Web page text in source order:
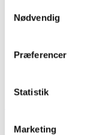
Nødvendig
Præferencer
Statistik
Marketing